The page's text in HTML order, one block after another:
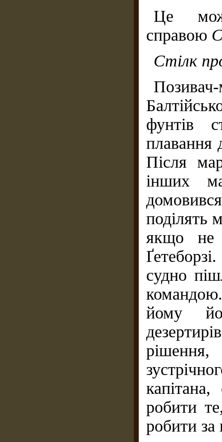
Це
справою
Стілк
Позивач-
фунтів
плавання
Після
інших
поділять
якщо не
судно
йому
робити
робити за